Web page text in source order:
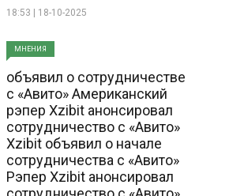
18:53 | 18-10-2025
МНЕНИЯ
объявил о сотрудничестве
с «Авито» Американский
рэпер Xzibit анонсировал
сотрудничество с «Авито»
Xzibit объявил о начале
сотрудничества с «Авито»
Рэпер Xzibit анонсировал